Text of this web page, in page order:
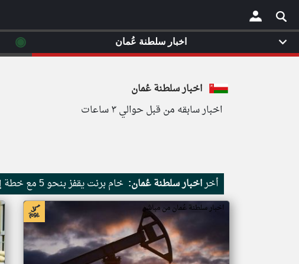
×
اخبار سلطنة عُمان
اخبار سابقه من قبل حوالي ٣ ساعات
أخراخبار سلطنة عُمان: خام برنت يقفز بنحو 5 مع خطة إدارة مضيق هرمز
اخبار سلطنة عُمان من مباشر
اخبار سلطنة عُمان ◉